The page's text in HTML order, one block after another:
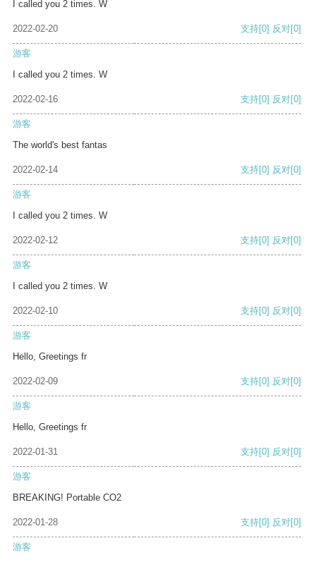
I called you 2 times. W
2022-02-20 支持[0] 反对[0]
游客
I called you 2 times. W
2022-02-16 支持[0] 反对[0]
游客
The world's best fantas
2022-02-14 支持[0] 反对[0]
游客
I called you 2 times. W
2022-02-12 支持[0] 反对[0]
游客
I called you 2 times. W
2022-02-10 支持[0] 反对[0]
游客
Hello, Greetings fr
2022-02-09 支持[0] 反对[0]
游客
Hello, Greetings fr
2022-01-31 支持[0] 反对[0]
游客
BREAKING! Portable CO2
2022-01-28 支持[0] 反对[0]
游客